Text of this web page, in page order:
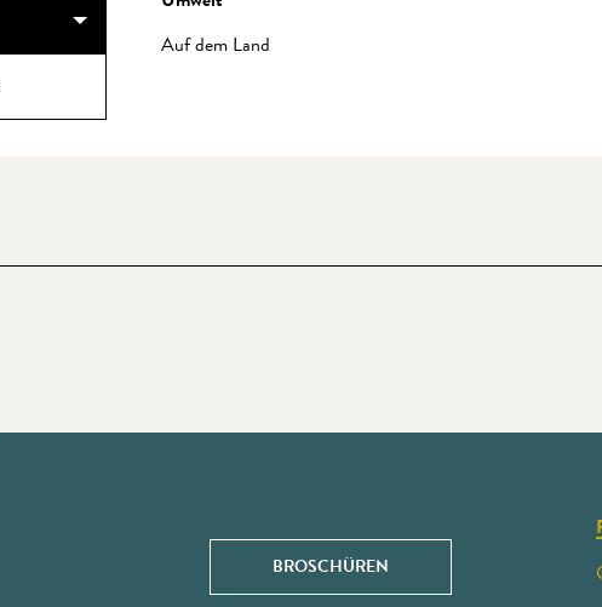
Auf dem Land
BROSCHÜREN